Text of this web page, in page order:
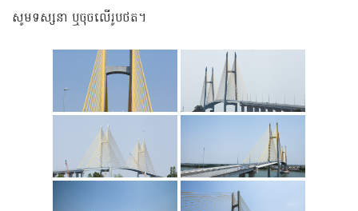
សូមទស្សនា ឬចុចលើរូបថត។